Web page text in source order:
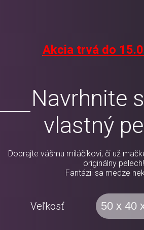
Akcia trvá do
Navrhnite
vlastný
Doprajte vášmu miláčikovi, či už
originálny pelech!
Fantázii sa medze
Veľkosť